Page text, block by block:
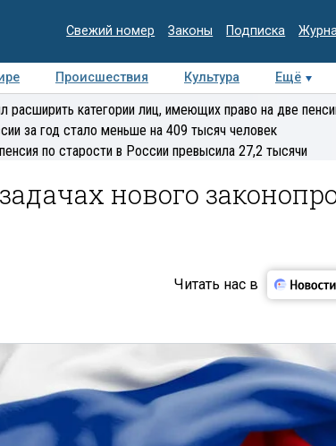
Свежий номер Законы Подписка
Происшествия Культура Ещё
Медиацентр Интервью Колумнисты
расширить категории лиц, имеющих право на две
за год стало меньше на 409 тысяч человек
по старости в России превысила 27,2 тысячи
нового
Читать нас в